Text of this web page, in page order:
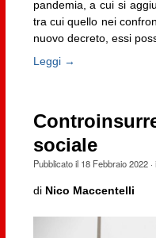
pandemia, a cui si
tra cui quello nei
nuovo decreto, essi
Leggi →
sociale
Pubblicato il 18 Febbraio 2022·
di Nico Maccentelli